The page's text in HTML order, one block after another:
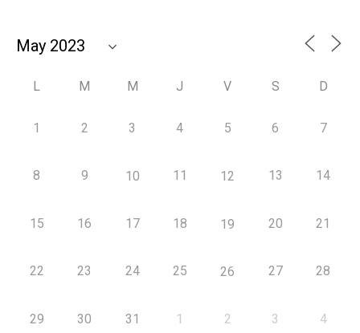
L M M J V S D
1 2 3 4 5 6 7
8 9 10 11 12 13 14
15 16 17 18 19 20 21
22 23 24 25 26 27 28
29 30 31 1 2 3 4